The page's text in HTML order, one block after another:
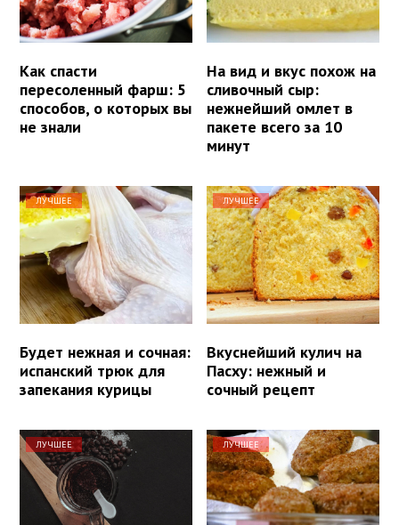
Как спасти
пересоленный фарш: 5
способов, о которых вы
не знали
На вид и вкус похож на
сливочный сыр:
нежнейший омлет в
пакете всего за 10
минут
ЛУЧШЕЕ
Будет нежная и сочная:
испанский трюк для
запекания курицы
ЛУЧШЕЕ
Вкуснейший кулич на
Пасху: нежный и
сочный рецепт
ЛУЧШЕЕ ЛУЧШЕЕ